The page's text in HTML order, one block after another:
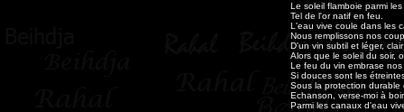
Le soleil flamboie parmi
Tel de l'or natif en feu.
L'eau vive coule dans les
Nous remplissons nos
D'un vin subtil et léger,
Alors que le soleil du soir,
Le feu du vin embrase nos
Si douces sont les
Sous la protection durable
Echanson, verse-moi à
Parmi les canaux d'eau